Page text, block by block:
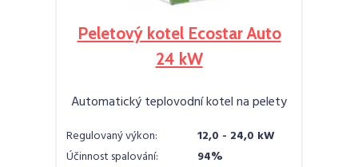
Peletový kotel Ecostar Auto
24 kW
Automatický teplovodní kotel na pelety
Regulovaný výkon:
12,0 - 24,0 kW
Účinnost spalování:
94%